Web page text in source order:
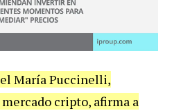
María Puccinelli,
cripto, afirma a